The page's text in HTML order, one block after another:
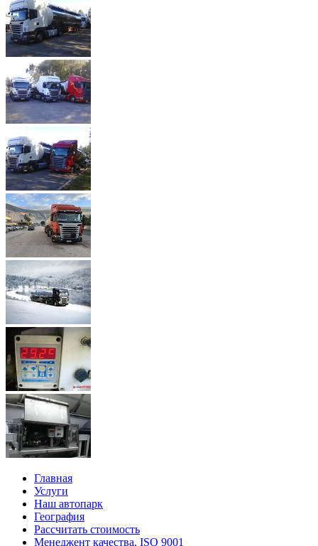
Главная
Услуги
Наш автопарк
География
Рассчитать стоимость
Менеджент качества. ISO 9001